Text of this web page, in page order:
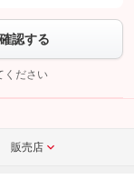
せを
認する
ください
販売店